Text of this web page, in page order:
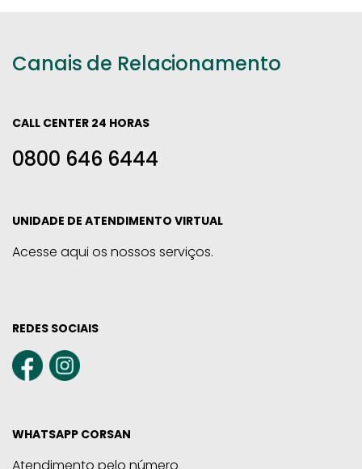
Canais de Relacionamento
CALL CENTER 24 HORAS
0800 646 6444
UNIDADE DE ATENDIMENTO VIRTUAL
Acesse aqui os nossos serviços.
REDES SOCIAIS
WHATSAPP CORSAN
Atendimento pelo número